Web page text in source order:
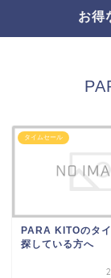
お得
タイムセール
PARA KITOのタ
探している方へ